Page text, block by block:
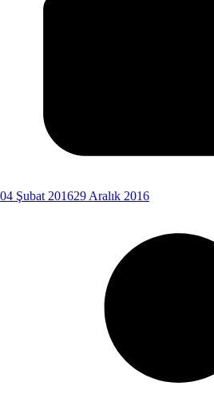
04 Şubat 201629 Aralık 2016